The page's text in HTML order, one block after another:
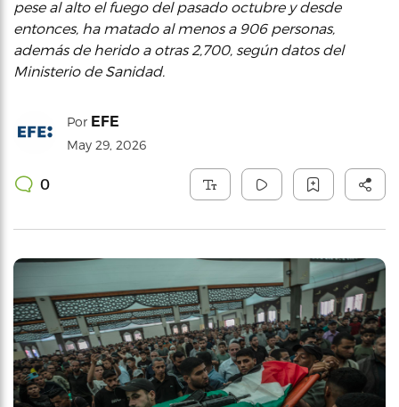
pese al alto el fuego del pasado octubre y desde
entonces, ha matado al menos a 906 personas,
además de herido a otras 2,700, según datos del
Ministerio de Sanidad.
Por EFE
May 29, 2026
0